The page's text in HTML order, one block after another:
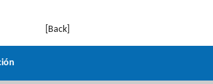
[Back]